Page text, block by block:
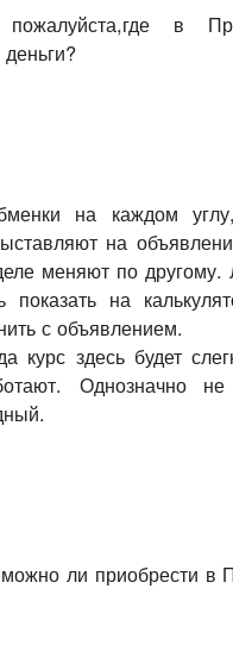
пожалуйста,где в
на каждом
на
меняют по другому.
на
с объявлением.
курс здесь будет
Однозначно
ли приобрести в